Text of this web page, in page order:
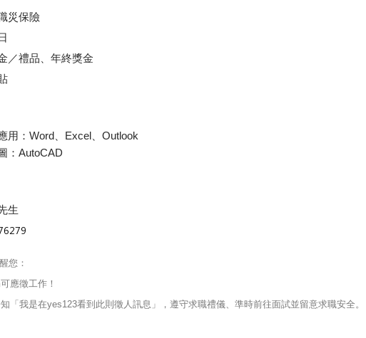
災保險
／禮品、年終獎金
用：Word、Excel、Outlook
：AutoCAD
生
您：
應徵工作！
「我是在yes123看到此則徵人訊息」，遵守求職禮儀、準時前往面試並留意求職安全。